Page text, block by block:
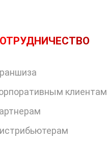
клиентам